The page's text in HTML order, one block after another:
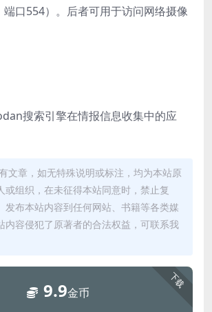
端口554）。后者可用于访问网络摄像
搜索引擎在情报信息收集中的应
文章，如无特殊说明或标注，均为本站原
或组织，在未征得本站同意时，禁止复
发布本站内容到任何网站、书籍等各类媒
内容侵犯了原著者的合法权益，可联系我
下载
9.9金币